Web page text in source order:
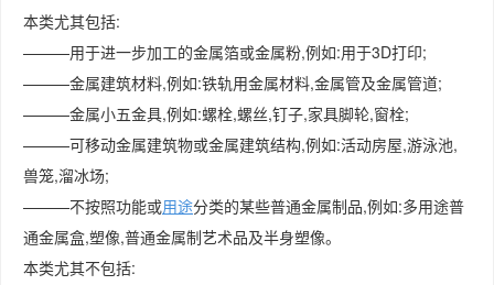
本类尤其包括:
———用于进一步加工的金属箔或金属粉,例如:用于3D打印;
———金属建筑材料,例如:铁轨用金属材料,金属管及金属管道;
———金属小五金具,例如:螺栓,螺丝,钉子,家具脚轮,窗栓;
———可移动金属建筑物或金属建筑结构,例如:活动房屋,游泳池,
兽笼,溜冰场;
———不按照功能或用途分类的某些普通金属制品,例如:多用途普
通金属盒,塑像,普通金属制艺术品及半身塑像。
本类尤其不包括: